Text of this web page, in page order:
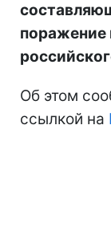
поражение
Об этом
ссылкой на